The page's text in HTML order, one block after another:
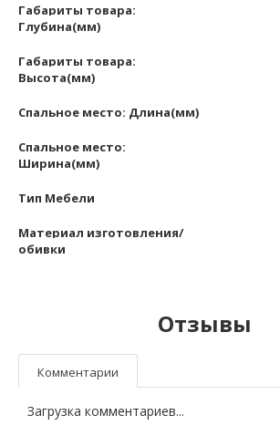
Габариты товара:
Глубина(мм)
Габариты товара:
Высота(мм)
Спальное место: Длина(мм)
Спальное место:
Ширина(мм)
Тип Мебели
Материал изготовления/
обивки
Отзывы
Комментарии
Загрузка комментариев...